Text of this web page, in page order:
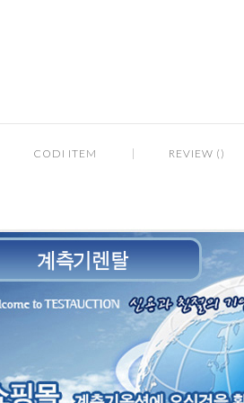
CODI ITEM REVIEW ()